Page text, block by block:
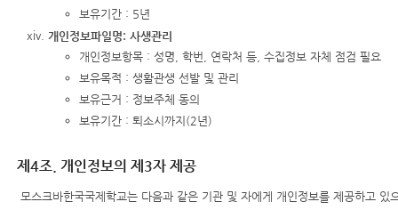
보유기간 : 5년
개인정보파일명: 사생관리
개인정보항목 : 성명, 학번, 연락처 등, 수집정보 자체 점검 필요
보유목적 : 생활관생 선발 및 관리
보유근거 : 정보주체 동의
보유기간 : 퇴소시까지(2년)
제4조. 개인정보의 제3자 제공
모스크바한국국제학교는 다음과 같은 기관 및 자에게 개인정보를 제공하고 있